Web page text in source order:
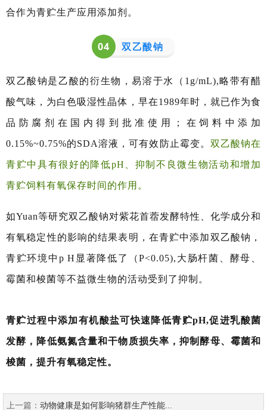
合作为青贮生产应用添加剂。
04 双乙酸钠
双乙酸钠是乙酸的衍生物，易溶于水（1g/mL),略带有醋
酸气味，为白色吸湿性晶体，早在1989年时，就已作为食
品防腐剂在国内得到批准使用；在饲料中添加
0.15%~0.75%的SDA溶液，可有效防止霉变。 双乙酸钠在
青贮中具有很好的降低pH、抑制不良微生物活动和增加
青贮饲料有氧保存时间的作用。
如Yuan等研究双乙酸钠对紫花首蓿发酵特性、化学成分和
有氧稳定性的影响的结果表明，在青贮中添加双乙酸钠，
青贮环境中p H显著降低了（P<0.05),大肠杆菌、酵母、
霉菌和梭菌等不益微生物的活动受到了抑制。
青贮过程中添加有机酸盐可快速降低青贮pH,促进乳酸菌
发酵，降低氨氮含量和干物质损失率，抑制酵母、霉菌和
梭菌，提升有氧稳定性。
上一篇： 动物健康是如何影响猪群生产性能...